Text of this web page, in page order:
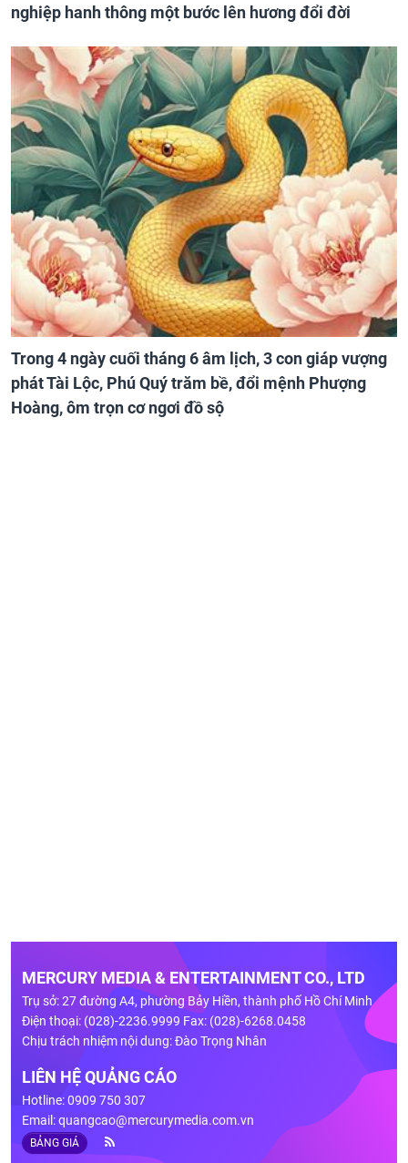
nghiệp hanh thông một bước lên hương đổi đời
Trong 4 ngày cuối tháng 6 âm lịch, 3 con giáp vượng
phát Tài Lộc, Phú Quý trăm bề, đổi mệnh Phượng
Hoàng, ôm trọn cơ ngơi đồ sộ
MERCURY MEDIA & ENTERTAINMENT CO., LTD
Trụ sở: 27 đường A4, phường Bảy Hiền, thành phố Hồ Chí Minh
Điện thoại: (028)-2236.9999 Fax: (028)-6268.0458
Chịu trách nhiệm nội dung: Đào Trọng Nhân
LIÊN HỆ QUẢNG CÁO
Hotline: 0909 750 307
Email:quangcao@mercurymedia.com.vn
BẢNG GIÁ